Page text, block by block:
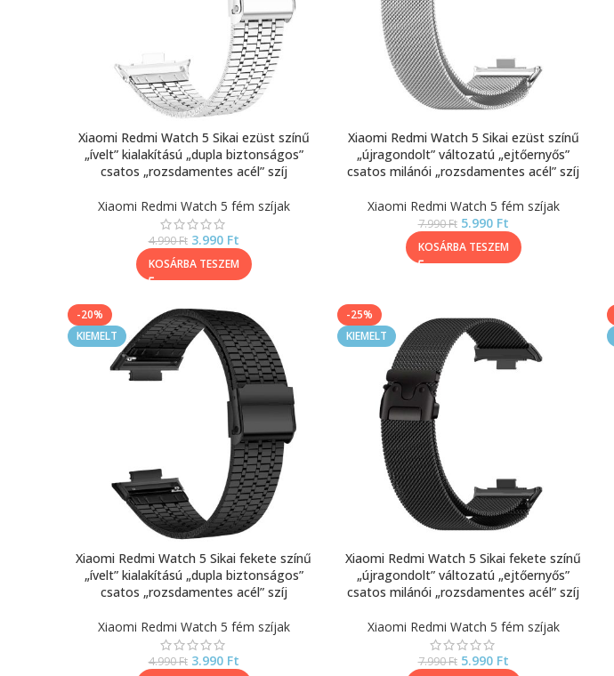
Xiaomi Redmi Watch 5 Sikai ezüst színű
„ívelt” kialakítású „dupla biztonságos”
csatos „rozsdamentes acél” szíj
Xiaomi Redmi Watch 5 fém szíjak
4.990Ft 3.990 Ft
KOSÁRBA TESZEM
Xiaomi Redmi Watch 5 Sikai ezüst színű
„újragondolt” változatú „ejtőernyős”
csatos milánói „rozsdamentes acél” szíj
Xiaomi Redmi Watch 5 fém szíjak
7.990Ft 5.990 Ft
KOSÁRBA TESZEM
-20%
KIEMELT
Xiaomi Redmi Watch 5 Sikai fekete színű
„ívelt” kialakítású „dupla biztonságos”
csatos „rozsdamentes acél” szíj
Xiaomi Redmi Watch 5 fém szíjak
4.990Ft 3.990 Ft
-25%
KIEMELT
Xiaomi Redmi Watch 5 Sikai fekete színű
„újragondolt” változatú „ejtőernyős”
csatos milánói „rozsdamentes acél” szíj
Xiaomi Redmi Watch 5 fém szíjak
7.990Ft 5.990 Ft